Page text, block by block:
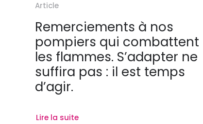
Article
Remerciements à nos
pompiers qui combattent
les flammes. S’adapter ne
suffira pas : il est temps
d’agir.
Lire la suite